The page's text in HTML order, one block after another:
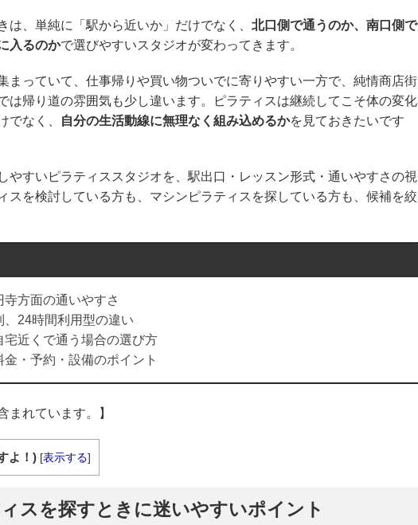
、単純に「駅から近いか」だけでなく、 北口側で通うのか、南口側で
入るのかで選びやすいスタジオが変わってきます。
まっていて、仕事帰りや買い物ついでに寄りやすい一方で、純情商店街
は帰り道の雰囲気も少し違います。ピラティスは継続してこそ体の変化
でなく、
自分の生活動線に無理なく組み込めるかを見ておきたいです
やすいピラティススタジオを、駅出口・レッスン形式・通いやすさの視
スを検討している方も、マシンピラティスを探している方も、候補を絞
方面の通いやすさ
24時間利用型の違い
近くで通う場合の選び方
・予約・設備のポイント
まれています。】
よ！) [表示する]
スを探すときに迷いやすいポイント